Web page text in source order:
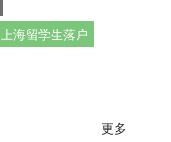
上海留学生落户
更多